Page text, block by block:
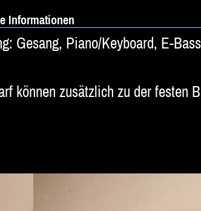
Informationen
Gesang, Piano/Keyboard, E-
können zusätzlich zu der festen